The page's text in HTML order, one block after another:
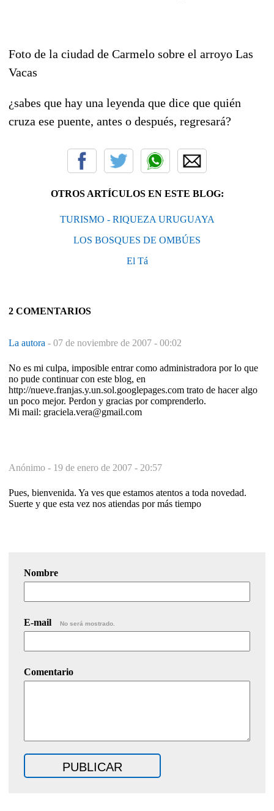
Foto de la ciudad de Carmelo sobre el arroyo Las
Vacas
¿sabes que hay una leyenda que dice que quién
cruza ese puente, antes o después, regresará?
OTROS ARTÍCULOS EN ESTE BLOG:
TURISMO - RIQUEZA URUGUAYA
LOS BOSQUES DE OMBÚES
El Tá
2 COMENTARIOS
La autora - 07 de noviembre de 2007 - 00:02
No es mi culpa, imposible entrar como administradora por lo que
no pude continuar con este blog, en
http://nueve.franjas.y.un.sol.googlepages.com trato de hacer algo
un poco mejor. Perdon y gracias por comprenderlo.
Mi mail: graciela.vera@gmail.com
Anónimo - 19 de enero de 2007 - 20:57
Pues, bienvenida. Ya ves que estamos atentos a toda novedad.
Suerte y que esta vez nos atiendas por más tiempo
Nombre
E-mail No será mostrado.
Comentario